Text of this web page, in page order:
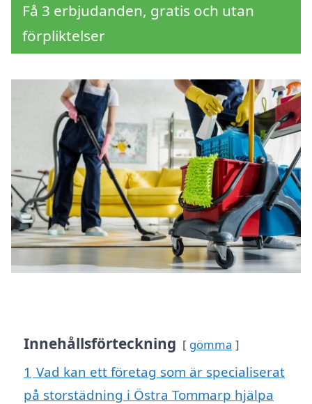
Få 3 erbjudanden, gratis och utan
förpliktelser
Innehållsförteckning gömma
1 Vad kan ett företag som är specialiserat
på storstädning i Östra Tommarp hjälpa